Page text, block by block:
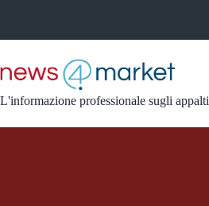
L'informazione professionale sugli appalti